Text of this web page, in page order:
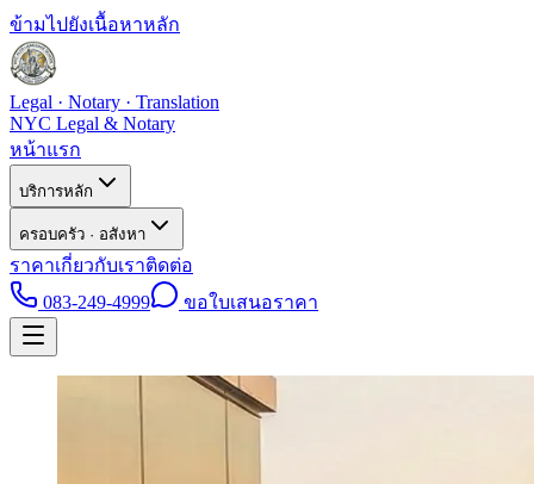
ข้ามไปยังเนื้อหาหลัก
Legal · Notary · Translation
NYC Legal & Notary
หน้าแรก
บริการหลัก
ครอบครัว · อสังหา
ราคาเกี่ยวกับเราติดต่อ
083-249-4999
ขอใบเสนอราคา